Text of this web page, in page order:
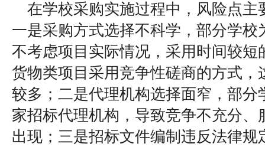
在学校采购实施过程中，风险点主
一是采购方式选择不科学，部分学校
不考虑项目实际情况，采用时间较短
货物类项目采用竞争性磋商的方式，
较多；二是代理机构选择面窄，部分
家招标代理机构，导致竞争不充分、
出现；三是招标文件编制违反法律规